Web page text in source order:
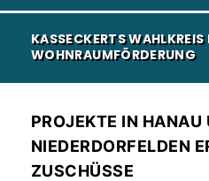
KASSECKERTS
WOHNRAUMFÖRDERUNG
PROJEKTE IN HANAU
NIEDERDORFELDEN
ZUSCHÜSSE